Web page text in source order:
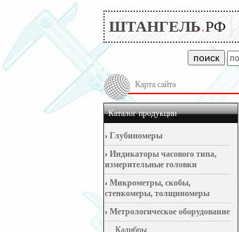
ШТАНГЕЛЬ.РФ
поиск
Карта сайта
Каталог продукции
› Глубиномеры
› Индикаторы часового типа,
измерительные головки
› Микрометры, скобы,
стенкомеры, толщиномеры
› Метрологическое оборудование
… Калибры